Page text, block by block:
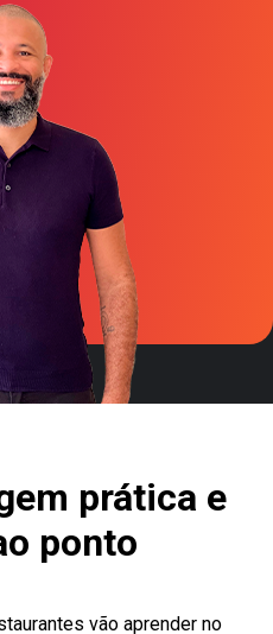
prática e
ponto
vão aprender no